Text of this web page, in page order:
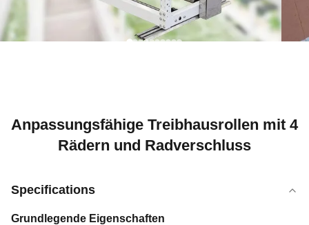
Anpassungsfähige Treibhausrollen mit 4
Rädern und Radverschluss
Specifications
Grundlegende Eigenschaften